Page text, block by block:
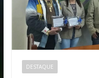
DESTAQUE